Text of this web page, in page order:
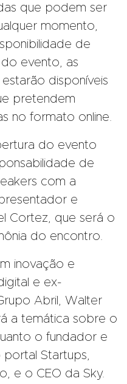
que podem ser
momento,
de
evento, as
disponíveis
pretendem
no formato online.
do evento
de
com a
e
Cortez, que será o
do encontro.
inovação e
e ex-
Abril, Walter
a temática sobre o
o fundador e
Startups,
e o CEO da Sky.